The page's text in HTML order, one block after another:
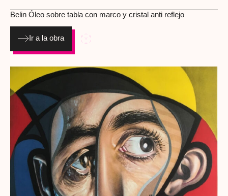
FRANKSTEIN
Belin Óleo sobre tabla con marco y cristal anti reflejo
Ir a la obra